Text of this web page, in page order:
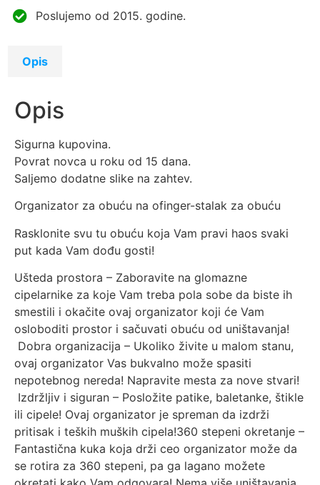
Poslujemo od 2015. godine.
Opis
Opis
Sigurna kupovina.
Povrat novca u roku od 15 dana.
Saljemo dodatne slike na zahtev.
Organizator za obuću na ofinger-stalak za obuću
Rasklonite svu tu obuću koja Vam pravi haos svaki
put kada Vam dođu gosti!
Ušteda prostora – Zaboravite na glomazne
cipelarnike za koje Vam treba pola sobe da biste ih
smestili i okačite ovaj organizator koji će Vam
osloboditi prostor i sačuvati obuću od uništavanja!
Dobra organizacija – Ukoliko živite u malom stanu,
ovaj organizator Vas bukvalno može spasiti
nepotebnog nereda! Napravite mesta za nove stvari!
Izdržljiv i siguran – Posložite patike, baletanke, štikle
ili cipele! Ovaj organizator je spreman da izdrži
pritisak i teških muških cipela!360 stepeni okretanje –
Fantastična kuka koja drži ceo organizator može da
se rotira za 360 stepeni, pa ga lagano možete